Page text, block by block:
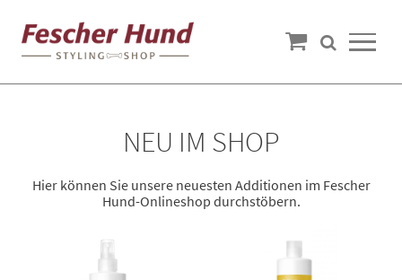
NEU IM SHOP
Hier können Sie unsere neuesten Additionen im Fescher
Hund-Onlineshop durchstöbern.